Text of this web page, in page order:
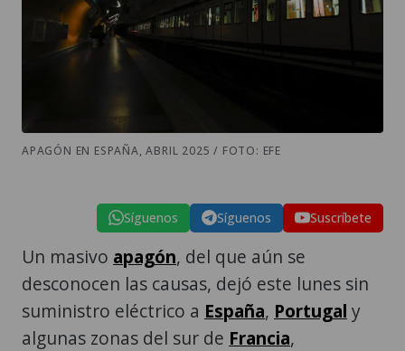
APAGÓN EN ESPAÑA, ABRIL 2025 / FOTO: EFE
Síguenos Síguenos Suscríbete
Un masivo apagón, del que aún se
desconocen las causas, dejó este lunes sin
suministro eléctrico a España, Portugal y
algunas zonas del sur de Francia,